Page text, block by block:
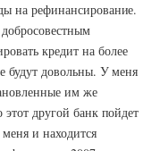
на рефинансирование.
кредит на более
будут довольны. У меня
им же
другой банк пойдет
и находится